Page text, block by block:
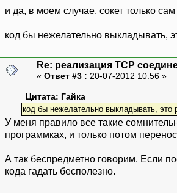
и да, в моем случае, сокет только
код бы нежелательно выкладывать,
Re: реализация TCP
« Ответ #3 : 20-07-2012 10:56 »
Цитата: Гайка
код бы нежелательно выкладывать, это
У меня правило все такие
программках, и только потом
А так беспредметно говорим. Если
кода гадать бесполезно.